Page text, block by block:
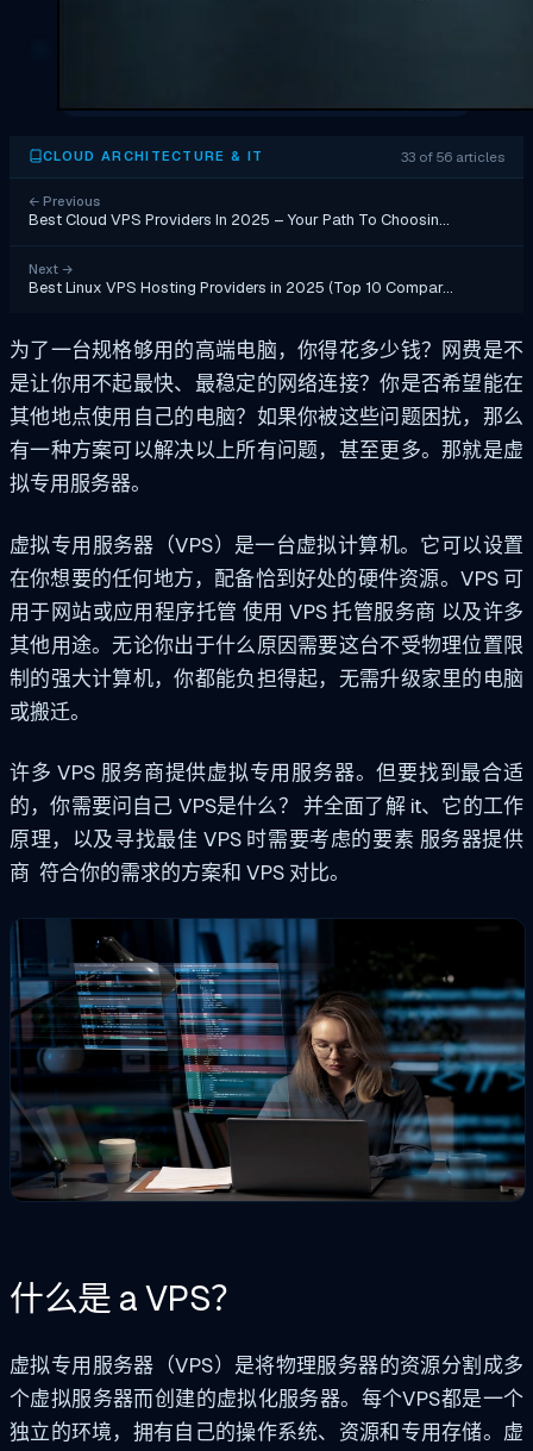
CLOUD ARCHITECTURE & IT 33 of 56 articles
← Previous
Best Cloud VPS Providers In 2025 – Your Path To Choosin…
Next →
Best Linux VPS Hosting Providers in 2025 (Top 10 Compar…
为了一台规格够用的高端电脑，你得花多少钱？网费是不
是让你用不起最快、最稳定的网络连接？你是否希望能在
其他地点使用自己的电脑？如果你被这些问题困扰，那么
有一种方案可以解决以上所有问题，甚至更多。那就是虚
拟专用服务器。
虚拟专用服务器（VPS）是一台虚拟计算机。它可以设置
在你想要的任何地方，配备恰到好处的硬件资源。VPS 可
用于网站或应用程序托管 使用 VPS 托管服务商 以及许多
其他用途。无论你出于什么原因需要这台不受物理位置限
制的强大计算机，你都能负担得起，无需升级家里的电脑
或搬迁。
许多VPS服务商提供虚拟专用服务器。但要找到最合适
的，你需要问自己 VPS是什么？ 并全面了解 it、它的工作
原理，以及寻找最佳 VPS 时需要考虑的要素 服务器提供
商 符合你的需求的方案和 VPS 对比。
什么是 aVPS？
虚拟专用服务器（VPS）是将物理服务器的资源分割成多
个虚拟服务器而创建的虚拟化服务器。每个VPS都是一个
独立的环境，拥有自己的操作系统、资源和专用存储。虚